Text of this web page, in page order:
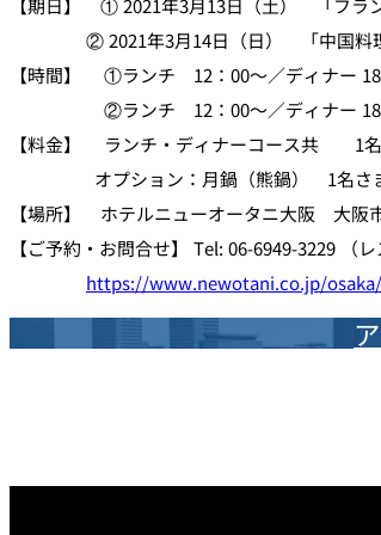
【期日】 ① 2021年3月13日（土） 「フラン
② 2021年3月14日（日） 「中国料理
【時間】 ①ランチ 12：00～／ディナー
②ランチ 12：00～／ディナー 18：
【料金】 ランチ・ディナーコース共 1名
オプション：月鍋（熊鍋） 1名さま
【場所】 ホテルニューオータニ大阪 大阪
【ご予約・お問合せ】 Tel: 06-6949-3229 （
https://www.newotani.co.jp/